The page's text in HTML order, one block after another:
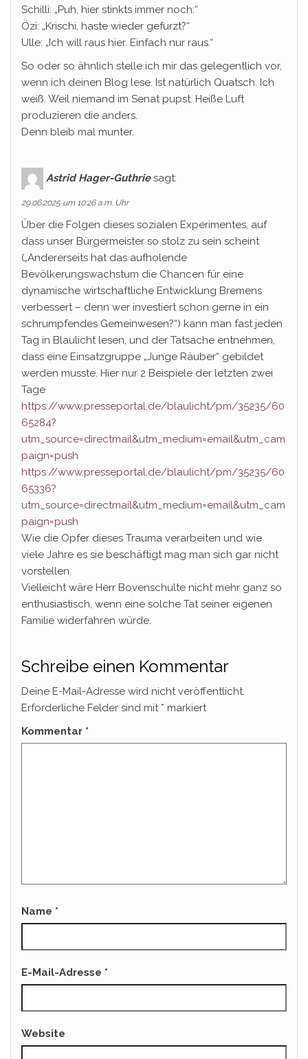
Schilli: „Puh, hier stinkts immer noch:“
Özi: „Krischi, haste wieder gefurzt?“
Ulle: „Ich will raus hier. Einfach nur raus.“
So oder so ähnlich stelle ich mir das gelegentlich vor,
wenn ich deinen Blog lese. Ist natürlich Quatsch. Ich
weiß. Weil niemand im Senat pupst. Heiße Luft
produzieren die anders.
Denn bleib mal munter.
Astrid Hager-Guthrie sagt:
29.06.2025 um 10:26 a.m. Uhr
Über die Folgen dieses sozialen Experimentes, auf
dass unser Bürgermeister so stolz zu sein scheint
(„Andererseits hat das aufholende
Bevölkerungswachstum die Chancen für eine
dynamische wirtschaftliche Entwicklung Bremens
verbessert – denn wer investiert schon gerne in ein
schrumpfendes Gemeinwesen?“) kann man fast jeden
Tag in Blaulicht lesen, und der Tatsache entnehmen,
dass eine Einsatzgruppe „Junge Räuber“ gebildet
werden musste. Hier nur 2 Beispiele der letzten zwei
Tage
https://www.presseportal.de/blaulicht/pm/35235/60
65284?
utm_source=directmail&utm_medium=email&utm_cam
paign=push
https://www.presseportal.de/blaulicht/pm/35235/60
65336?
utm_source=directmail&utm_medium=email&utm_cam
paign=push
Wie die Opfer dieses Trauma verarbeiten und wie
viele Jahre es sie beschäftigt mag man sich gar nicht
vorstellen.
Vielleicht wäre Herr Bovenschulte nicht mehr ganz so
enthusiastisch, wenn eine solche Tat seiner eigenen
Familie widerfahren würde.
Schreibe einen Kommentar
Deine E-Mail-Adresse wird nicht veröffentlicht.
Erforderliche Felder sind mit * markiert
Kommentar *
Name *
E-Mail-Adresse *
Website